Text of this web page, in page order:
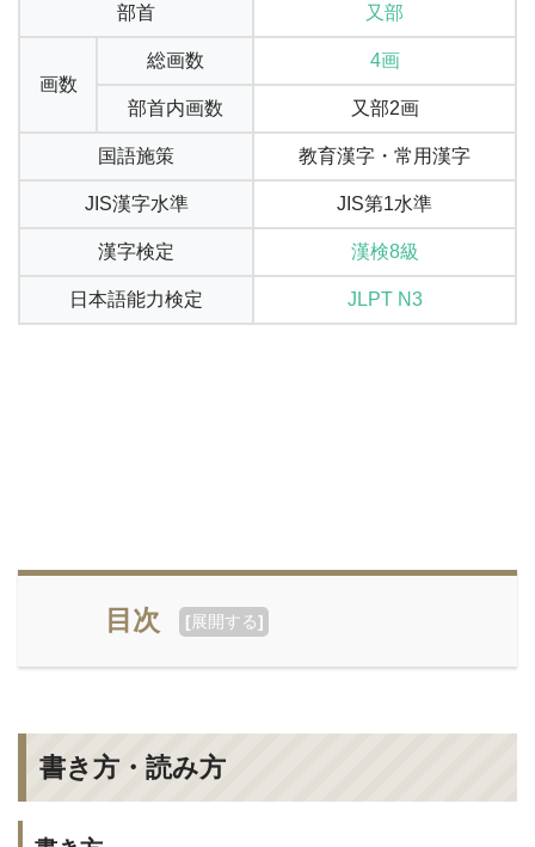
部首 又部
画数
総画数 4画
部首内画数 又部2画
国語施策 教育漢字・常用漢字
JIS漢字水準 JIS第1水準
漢字検定 漢検8級
日本語能力検定 JLPT N3
目次 [展開する]
書き方・読み方